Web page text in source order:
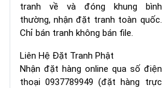
tranh về và đóng khung bình
thường, nhận đặt tranh toàn quốc.
Chỉ bán tranh không bán file.
Liên Hệ Đặt Tranh Phật
Nhận đặt hàng online qua số điện
thoại 0937789949 (đặt hàng trực